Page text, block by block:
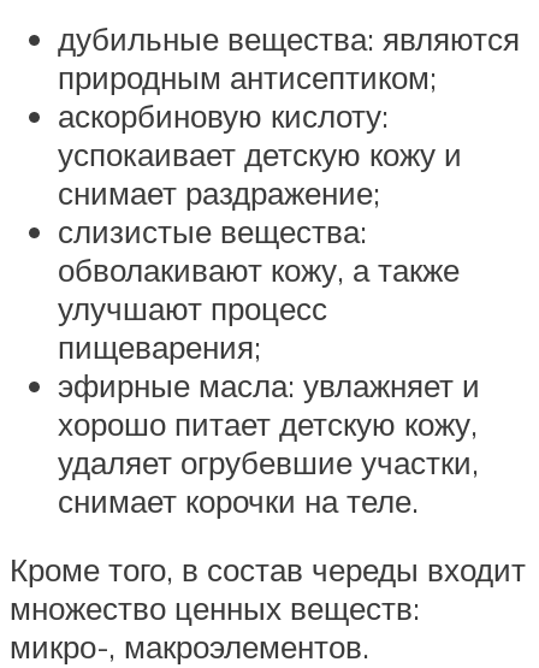
дубильные вещества: являются
природным антисептиком;
аскорбиновую кислоту:
успокаивает детскую кожу и
снимает раздражение;
слизистые вещества:
обволакивают кожу, а также
улучшают процесс
пищеварения;
эфирные масла: увлажняет и
хорошо питает детскую кожу,
удаляет огрубевшие участки,
снимает корочки на теле.
Кроме того, в состав череды входит
множество ценных веществ:
микро-, макроэлементов.